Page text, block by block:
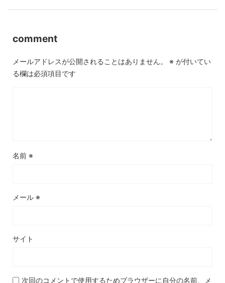
comment
メールアドレスが公開されることはありません。 ※ が付いてい
る欄は必須項目です
名前 ※
メール ※
サイト
次回のコメントで使用するためブラウザーに自分の名前、メ